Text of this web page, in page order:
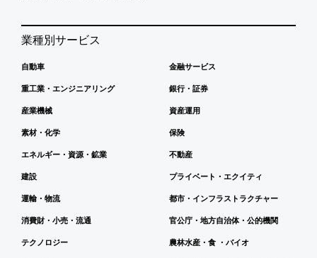
業種別サービス
自動車
重工業・エンジニアリング
産業機械
素材・化学
エネルギー・資源・鉱業
建設
運輸・物流
消費財・小売・流通
テクノロジー
金融サービス
銀行・証券
資産運用
保険
不動産
プライベート・エクイティ
都市・インフラストラクチャー
官公庁・地方自治体・公的機関
農林水産・食 ・バイオ